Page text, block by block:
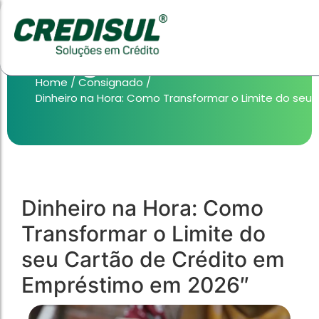
HOME EQUITY
Produtos
Consignado
taxas muito menores do que o cartão de crédito,
empréstimo pessoal.
Empréstimo CLT
HOME EQUITY
Produtos
Consignado
taxas muito menores do que o cartão de crédito,
empréstimo pessoal.
Empréstimo CLT
Blog
Home / Consignado /
Dinheiro na Hora: Como Transformar o Limite do
Dinheiro na Hora: Como
Transformar o Limite do
seu Cartão de Crédito em
Empréstimo em 2026″